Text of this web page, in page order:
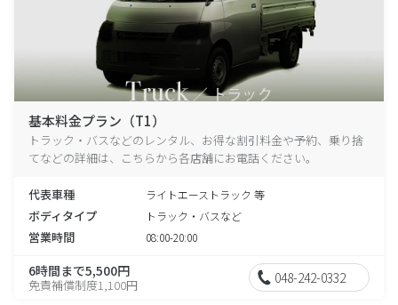
基本料金プラン（T1）
トラック・バスなどのレンタル、お得な割引料金や予約、乗り捨
てなどの詳細は、こちらから各店舗にお電話ください。
代表車種 ライトエーストラック 等
ボディタイプ トラック・バスなど
営業時間 08:00-20:00
6時間まで5,500円
免責補償制度1,100円 048-242-0332